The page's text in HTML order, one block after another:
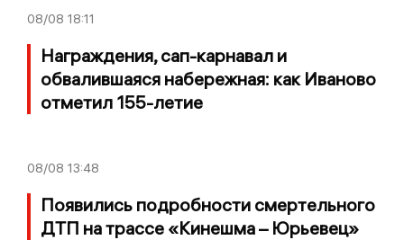
08/08 18:11
Награждения, сап-карнавал и
обвалившаяся набережная: как Иваново
отметил 155-летие
08/08 13:48
Появились подробности смертельного
ДТП на трассе «Кинешма – Юрьевец»